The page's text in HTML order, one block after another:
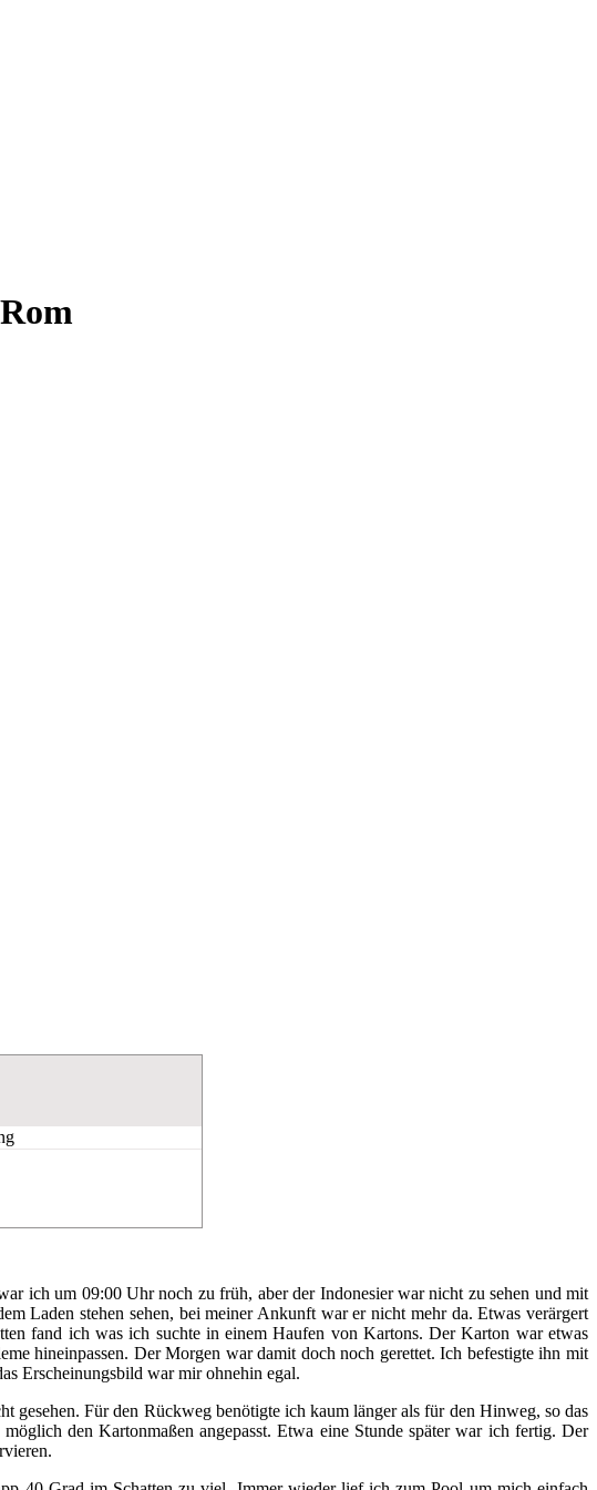
ich um 09:00 Uhr noch zu früh, aber der Indonesier war nicht zu sehen und mit
Laden stehen sehen, bei meiner Ankunft war er nicht mehr da. Etwas verärgert
fand ich was ich suchte in einem Haufen von Kartons. Der Karton war etwas
hineinpassen. Der Morgen war damit doch noch gerettet. Ich befestigte ihn mit
Erscheinungsbild war mir ohnehin egal.
Für den Rückweg benötigte ich kaum länger als für den Hinweg, so das
den Kartonmaßen angepasst. Etwa eine Stunde später war ich fertig. Der